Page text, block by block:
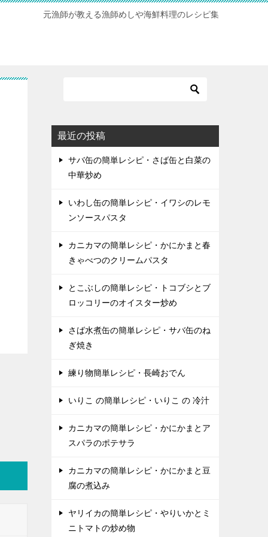
元漁師が教える漁師めしや海鮮料理のレシピ集
最近の投稿
サバ缶の簡単レシピ・さば缶と白菜の
中華炒め
いわし缶の簡単レシピ・イワシのレモ
ンソースパスタ
カニカマの簡単レシピ・かにかまと春
きゃべつのクリームパスタ
とこぶしの簡単レシピ・トコブシとブ
ロッコリーのオイスター炒め
さば水煮缶の簡単レシピ・サバ缶のね
ぎ焼き
練り物簡単レシピ・長崎おでん
いりこ の簡単レシピ・いりこ の 冷汁
カニカマの簡単レシピ・かにかまとア
スパラのポテサラ
カニカマの簡単レシピ・かにかまと豆
腐の煮込み
ヤリイカの簡単レシピ・やりいかとミ
ニトマトの炒め物